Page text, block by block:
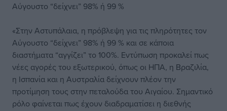
Αύγουστο “δείχνει” 98% ή 99 %
«Στην Αστυπάλαια, η πρόβλεψη για τις πληρότητες τον
Αύγουστο “δείχνει” 98% ή 99 % και σε κάποια
διαστήματα “αγγίζει” το 100%. Εντύπωση προκαλεί πως
νέες αγορές του εξωτερικού, όπως οι ΗΠΑ, η Βραζιλία,
η Ισπανία και η Αυστραλία δείχνουν πλέον την
προτίμηση τους στην πεταλούδα του Αιγαίου. Σημαντικό
ρόλο φαίνεται πως έχουν διαδραματίσει η διεθνής